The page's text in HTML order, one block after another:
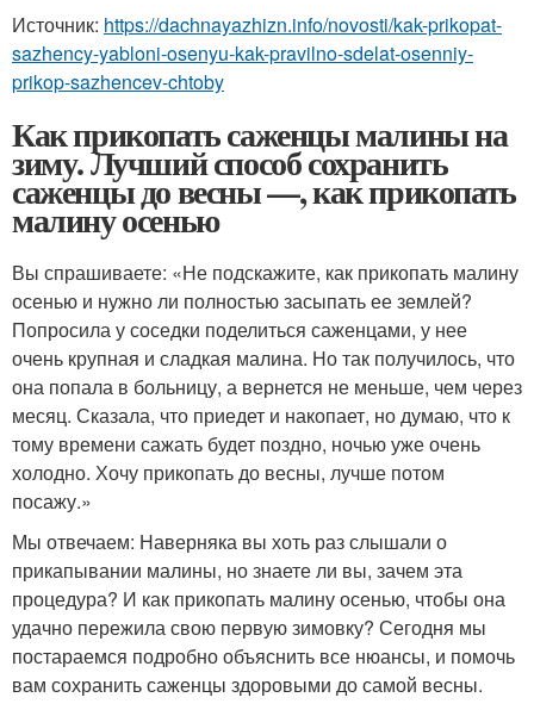
Источник: https://dachnayazhizn.info/novosti/kak-prikopat-
sazhency-yabloni-osenyu-kak-pravilno-sdelat-osenniy-
prikop-sazhencev-chtoby
Как прикопать саженцы малины на
зиму. Лучший способ сохранить
саженцы до весны —, как прикопать
малину осенью
Вы спрашиваете: «Не подскажите, как прикопать малину
осенью и нужно ли полностью засыпать ее землей?
Попросила у соседки поделиться саженцами, у нее
очень крупная и сладкая малина. Но так получилось, что
она попала в больницу, а вернется не меньше, чем через
месяц. Сказала, что приедет и накопает, но думаю, что к
тому времени сажать будет поздно, ночью уже очень
холодно. Хочу прикопать до весны, лучше потом
посажу.»
Мы отвечаем: Наверняка вы хоть раз слышали о
прикапывании малины, но знаете ли вы, зачем эта
процедура? И как прикопать малину осенью, чтобы она
удачно пережила свою первую зимовку? Сегодня мы
постараемся подробно объяснить все нюансы, и помочь
вам сохранить саженцы здоровыми до самой весны.